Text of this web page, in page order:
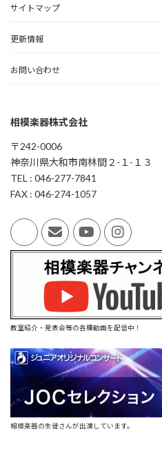
サイトマップ
更新情報
お問い合わせ
相模楽器株式会社
〒242-0006
神奈川県大和市南林間２-１-１３
TEL : 046-277-7841
FAX : 046-274-1057
教室紹介・発表会等の各種動画を配信中！
相模楽器の生徒さんが出演しています。